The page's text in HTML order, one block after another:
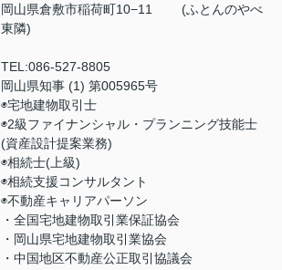
岡山県倉敷市稲荷町10−11 (ふとんのやべ
東隣)
TEL:086-527-8805
岡山県知事 (1) 第005965号
◉宅地建物取引士
◉2級ファイナンシャル・プランニング技能士
(資産設計提案業務)
◉相続士(上級)
◉相続支援コンサルタント
◉不動産キャリアパーソン
・全国宅地建物取引業保証協会
・岡山県宅地建物取引業協会
・中国地区不動産公正取引協議会